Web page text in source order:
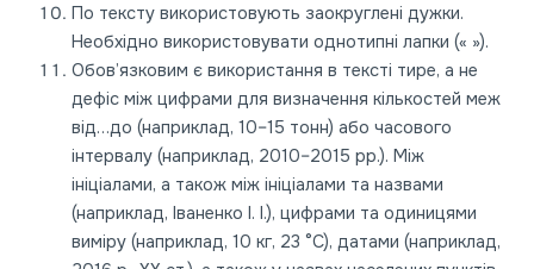
По тексту використовують заокруглені дужки.
Необхідно використовувати однотипні лапки (« »).
Обов’язковим є використання в тексті тире, а не
дефіс між цифрами для визначення кількостей меж
від…до (наприклад, 10–15 тонн) або часового
інтервалу (наприклад, 2010–2015 рр.). Між
ініціалами, а також між ініціалами та назвами
(наприклад, Іваненко І. І.), цифрами та одиницями
виміру (наприклад, 10 кг, 23 °С), датами (наприклад,